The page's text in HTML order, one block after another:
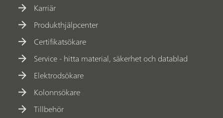
Karriär
Produkthjälpcenter
Certifikatsökare
Service - hitta material, säkerhet och datablad
Elektrodsökare
Kolonnsökare
Tillbehör